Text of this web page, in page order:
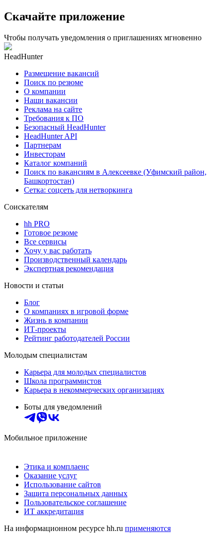
Скачайте приложение
Чтобы получать уведомления о приглашениях мгновенно
HeadHunter
Размещение вакансий
Поиск по резюме
О компании
Наши вакансии
Реклама на сайте
Требования к ПО
Безопасный HeadHunter
HeadHunter API
Партнерам
Инвесторам
Каталог компаний
Поиск по вакансиям в Алексеевке (Уфимский район,
Башкортостан)
Сетка: соцсеть для нетворкинга
Соискателям
hh PRO
Готовое резюме
Все сервисы
Хочу у вас работать
Производственный календарь
Экспертная рекомендация
Новости и статьи
Блог
О компаниях в игровой форме
Жизнь в компании
ИТ-проекты
Рейтинг работодателей России
Молодым специалистам
Карьера для молодых специалистов
Школа программистов
Карьера в некоммерческих организациях
Боты для уведомлений
Мобильное приложение
Этика и комплаенс
Оказание услуг
Использование сайтов
Защита персональных данных
Пользовательское соглашение
ИТ аккредитация
На информационном ресурсе hh.ru применяются